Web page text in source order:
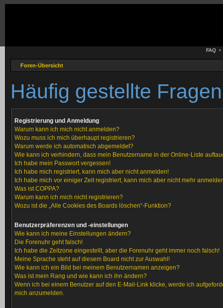
FAQ
Foren-Übersicht
Häufig gestellte Fragen
Registrierung und Anmeldung
Warum kann ich mich nicht anmelden?
Wozu muss ich mich überhaupt registrieren?
Warum werde ich automatisch abgemeldet?
Wie kann ich verhindern, dass mein Benutzername in der Online-Liste
Ich habe mein Passwort vergessen!
Ich habe mich registriert, kann mich aber nicht anmelden!
Ich habe mich vor einiger Zeit registriert, kann mich aber nicht mehr
Was ist COPPA?
Warum kann ich mich nicht registrieren?
Wozu ist die „Alle Cookies des Boards löschen“-Funktion?
Benutzerpräferenzen und -einstellungen
Wie kann ich meine Einstellungen ändern?
Die Forenuhr geht falsch!
Ich habe die Zeitzone eingestellt, aber die Forenuhr geht immer noch falsch!
Meine Sprache steht auf diesem Board nicht zur Auswahl!
Wie kann ich ein Bild bei meinem Benutzernamen anzeigen?
Was ist mein Rang und wie kann ich ihn ändern?
Wenn ich bei einem Benutzer auf den E-Mail-Link klicke, werde ich
mich anzumelden.